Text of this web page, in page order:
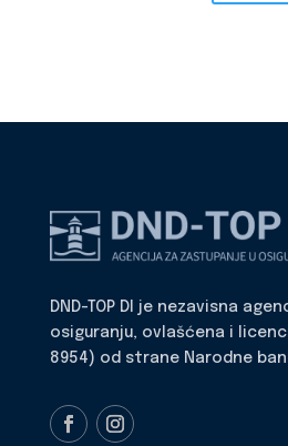
DND-TOP DI je nezavisna
osiguranju, ovlašćena i
8954) od strane Narodne